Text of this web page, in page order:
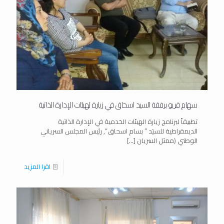
سهام قريو برفقة السيد اسحاق في زيارة لهيئات الإدارة الذاتية
تطبيقاً لبرنامج زيارة الهيئات الخدمية في الإدارة الذاتية
الديمقراطية للسيَد ” بسام اسحاق “, رئيس المجلس السرياني
الوطني (ممثل السريان […]
اقرا المزيد